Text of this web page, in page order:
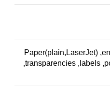
Paper(plain,LaserJet)
,transparencies ,labels